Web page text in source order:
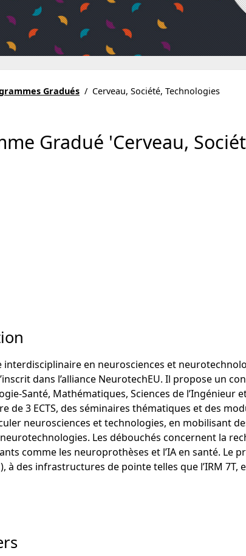
Gradués / Cerveau, Société, Technologies
Gradué 'Cerveau,
interdisciplinaire en neurosciences et
dans l’alliance NeurotechEU. Il propose
Santé, Mathématiques, Sciences de
de 3 ECTS, des séminaires thématiques et des
neurosciences et technologies, en mobilisant
Les débouchés concernent la
comme les neuroprothèses et l’IA en santé. Le
à des infrastructures de pointe telles que l’IRM